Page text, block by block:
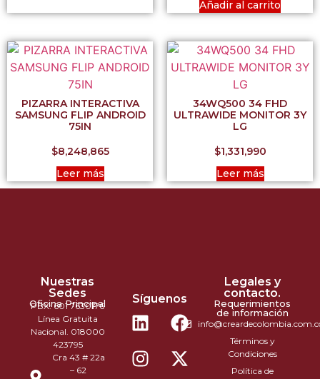
Añadir al carrito
PIZARRA INTERACTIVA
SAMSUNG FLIP ANDROID
75IN
$8,248,865
Leer más
34WQ500 34 FHD
ULTRAWIDE MONITOR 3Y
LG
$1,331,990
Leer más
Nuestras
Sedes
Oficina Principal
PBX: 601 7630176
Línea Gratuita
Nacional. 018000
423795
Cra 43 # 22a
– 62
Síguenos
Legales y
contacto.
Requerimientos
de información
Términos y
Condiciones
Política de